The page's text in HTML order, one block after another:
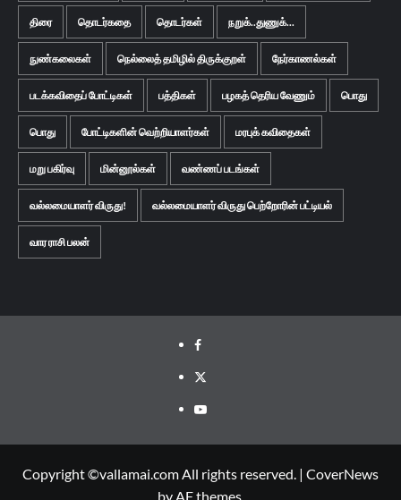
திரை தொடர்கதை தொடர்கள் நறுக்..துணுக்...
நுண்கலைகள் நெல்லைத் தமிழில் திருக்குறள் நேர்காணல்கள்
படக்கவிதைப் போட்டிகள் பத்திகள் பழகத் தெரிய வேணும் பொது
பொது போட்டிகளின் வெற்றியாளர்கள் மரபுக் கவிதைகள்
மறு பகிர்வு மின்னூல்கள் வண்ணப் படங்கள்
வல்லமையாளர் விருது! வல்லமையாளர் விருது பெற்றோரின் பட்டியல்
வார ராசி பலன்
Facebook
Twitter
Youtube
Copyright ©vallamai.com All rights reserved. | CoverNews
by AF themes.